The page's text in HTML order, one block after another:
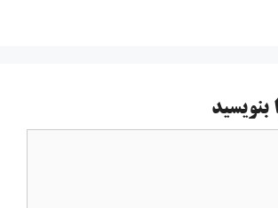
بنویسید